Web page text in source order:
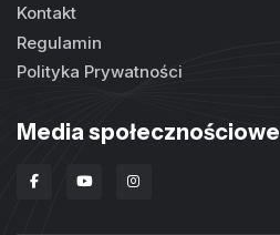
Kontakt
Regulamin
Polityka Prywatności
Media społecznościowe